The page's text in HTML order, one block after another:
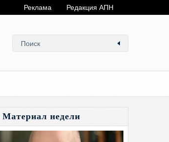
Реклама Редакция АПН
Материал недели